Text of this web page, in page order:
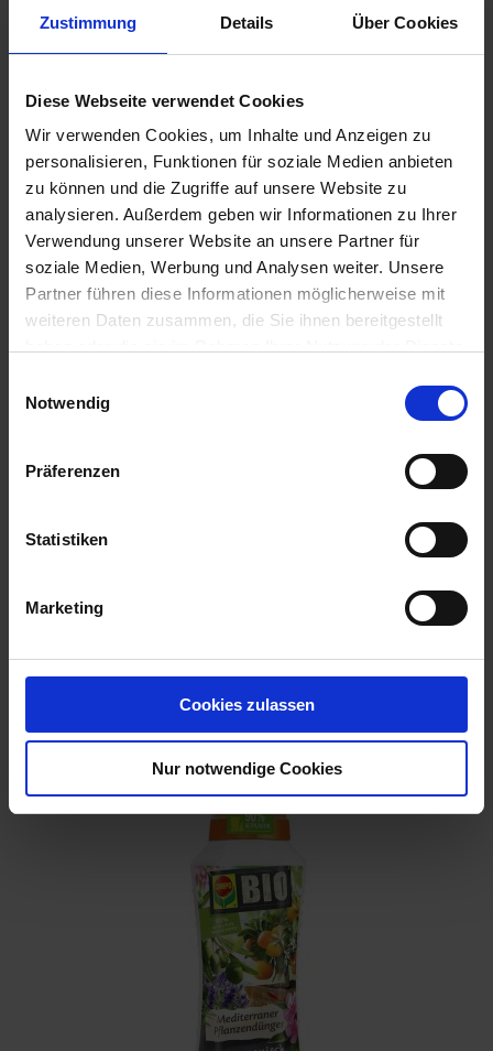
Zustimmung Details Über Cookies
Diese Webseite verwendet Cookies
Wir verwenden Cookies, um Inhalte und Anzeigen zu
personalisieren, Funktionen für soziale Medien anbieten
zu können und die Zugriffe auf unsere Website zu
analysieren. Außerdem geben wir Informationen zu Ihrer
Verwendung unserer Website an unsere Partner für
soziale Medien, Werbung und Analysen weiter. Unsere
Partner führen diese Informationen möglicherweise mit
weiteren Daten zusammen, die Sie ihnen bereitgestellt
Notwendig
Präferenzen
Statistiken
Marketing
Cookies zulassen
Nur notwendige Cookies
Substral Herbst-Rasendünger
Artikel-Nr.: 7000790-06-cfg
Ähnliche Produkte
Azet HochbeetDünger 1 l